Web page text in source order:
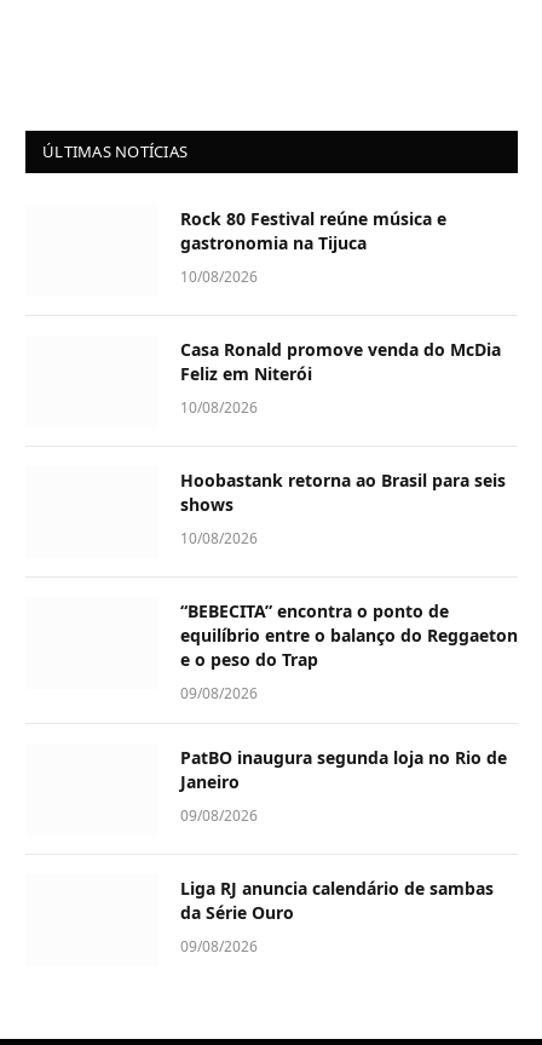
ÚLTIMAS NOTÍCIAS
Rock 80 Festival reúne música e
gastronomia na Tijuca
10/08/2026
Casa Ronald promove venda do McDia
Feliz em Niterói
10/08/2026
Hoobastank retorna ao Brasil para seis
shows
10/08/2026
“BEBECITA” encontra o ponto de
equilíbrio entre o balanço do Reggaeton
e o peso do Trap
09/08/2026
PatBO inaugura segunda loja no Rio de
Janeiro
09/08/2026
Liga RJ anuncia calendário de sambas
da Série Ouro
09/08/2026